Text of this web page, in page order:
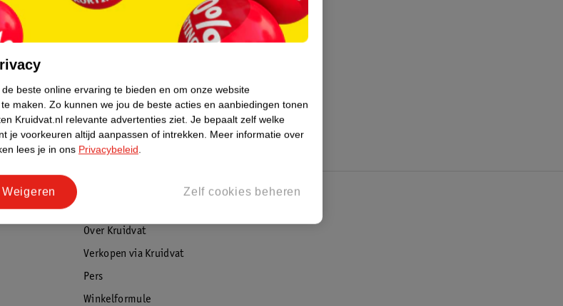
Over Kruidvat
Verkopen via Kruidvat
Pers
Winkelformule
beste online ervaring te bieden en om onze website
maken. Zo kunnen we jou de beste acties en aanbiedingen tonen
Kruidvat.nl relevante advertenties ziet. Je bepaalt zelf welke
je voorkeuren altijd aanpassen of intrekken. Meer informatie over
lees je in ons Privacybeleid.
Zelf cookies beheren
Weigeren